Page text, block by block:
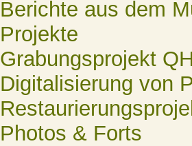
Berichte aus dem
Projekte
Grabungsprojekt
Digitalisierung von
Photos & Forts